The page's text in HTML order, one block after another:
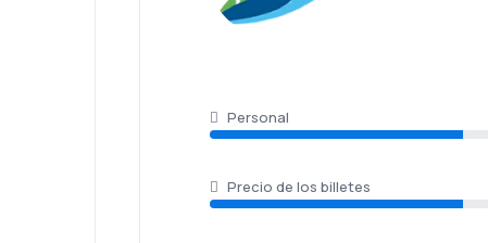
Personal
Precio de los billetes